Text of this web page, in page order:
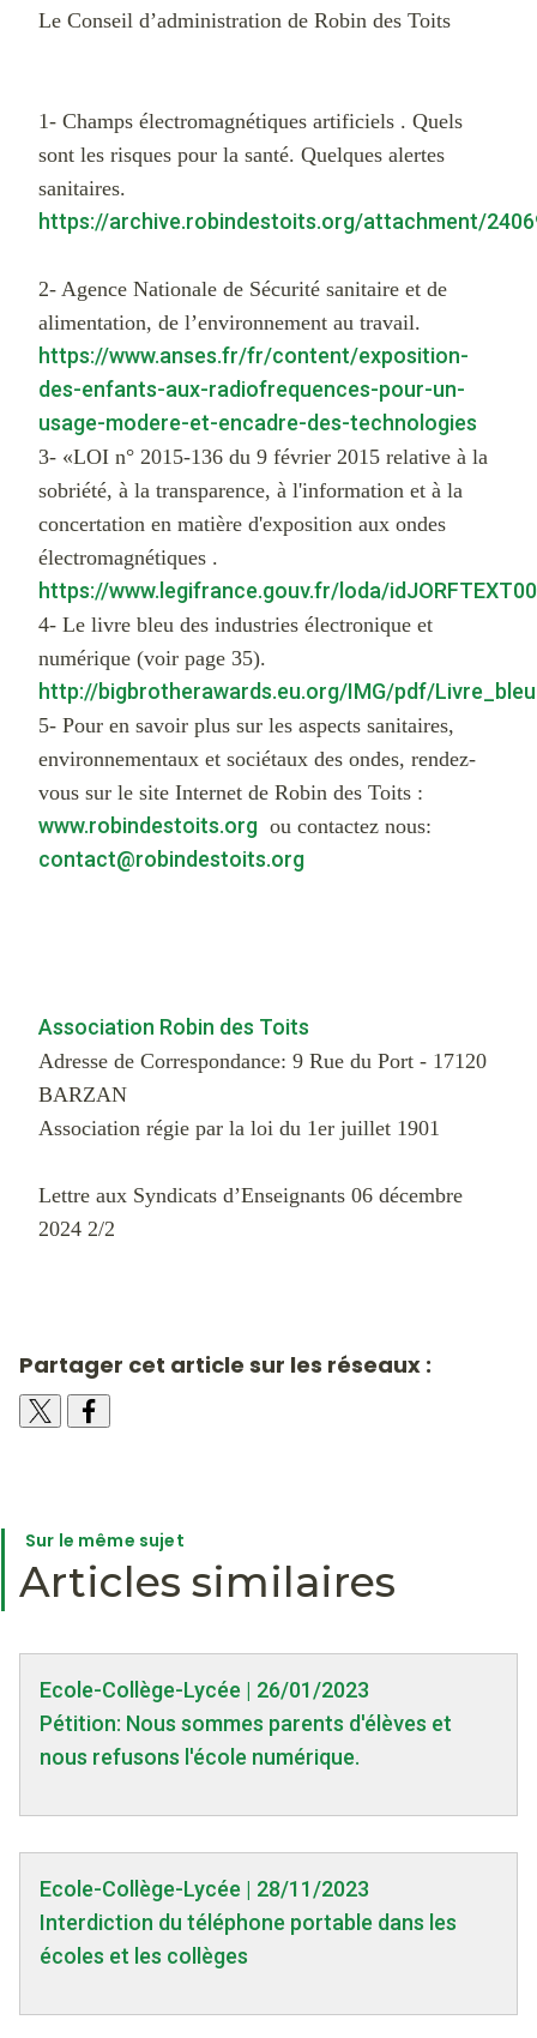
Le Conseil d’administration de Robin des Toits
1- Champs électromagnétiques artificiels . Quels
sont les risques pour la santé. Quelques alertes
sanitaires.
https://archive.robindestoits.org/attachment/
2- Agence Nationale de Sécurité sanitaire et de
alimentation, de l’environnement au travail.
https://www.anses.fr/fr/content/exposition-
des-enfants-aux-radiofrequences-pour-un-
usage-modere-et-encadre-des-technologies
3- «LOI n° 2015-136 du 9 février 2015 relative à la
sobriété, à la transparence, à l'information et à la
concertation en matière d'exposition aux ondes
électromagnétiques .
https://www.legifrance.gouv.fr/loda/
4- Le livre bleu des industries électronique et
numérique (voir page 35).
http://bigbrotherawards.eu.org/IMG/pdf/
5- Pour en savoir plus sur les aspects sanitaires,
environnementaux et sociétaux des ondes, rendez-
vous sur le site Internet de Robin des Toits :
www.robindestoits.org ou contactez nous:
contact@robindestoits.org
Association Robin des Toits
Adresse de Correspondance: 9 Rue du Port - 17120
BARZAN
Association régie par la loi du 1er juillet 1901
Lettre aux Syndicats d’Enseignants 06 décembre
2024 2/2
Partager cet article sur les réseaux :
Sur le même sujet
Articles similaires
Ecole-Collège-Lycée | 26/01/2023
Pétition: Nous sommes parents d'élèves et
nous refusons l'école numérique.
Ecole-Collège-Lycée | 28/11/2023
Interdiction du téléphone portable dans les
écoles et les collèges